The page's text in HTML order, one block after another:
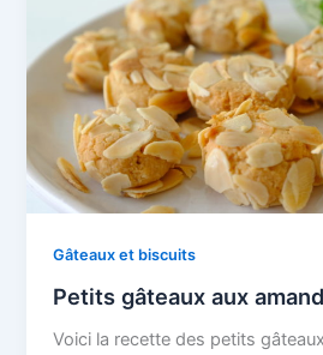
Gâteaux et biscuits
Petits gâteaux aux
Voici la recette des petits